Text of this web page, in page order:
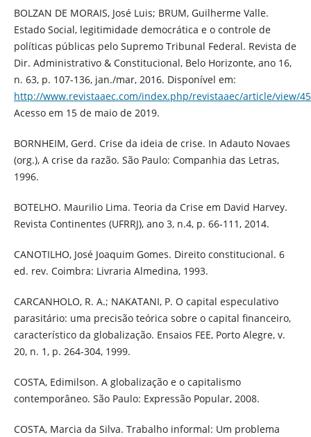
BOLZAN DE MORAIS, José Luis; BRUM, Guilherme Valle.
Estado Social, legitimidade democrática e o controle de
políticas públicas pelo Supremo Tribunal Federal. Revista de
Dir. Administrativo & Constitucional, Belo Horizonte, ano 16,
n. 63, p. 107-136, jan./mar, 2016. Disponível em:
http://www.revistaaec.com/index.php/revistaaec/article/view/45
Acesso em 15 de maio de 2019.
BORNHEIM, Gerd. Crise da ideia de crise. In Adauto Novaes
(org.), A crise da razão. São Paulo: Companhia das Letras,
1996.
BOTELHO. Maurilio Lima. Teoria da Crise em David Harvey.
Revista Continentes (UFRRJ), ano 3, n.4, p. 66-111, 2014.
CANOTILHO, José Joaquim Gomes. Direito constitucional. 6
ed. rev. Coimbra: Livraria Almedina, 1993.
CARCANHOLO, R. A.; NAKATANI, P. O capital especulativo
parasitário: uma precisão teórica sobre o capital financeiro,
característico da globalização. Ensaios FEE, Porto Alegre, v.
20, n. 1, p. 264-304, 1999.
COSTA, Edimilson. A globalização e o capitalismo
contemporâneo. São Paulo: Expressão Popular, 2008.
COSTA, Marcia da Silva. Trabalho informal: Um problema